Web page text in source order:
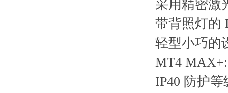
采用精密激
带背照灯的
轻型小巧的
MT4
IP40 防护